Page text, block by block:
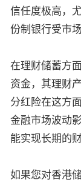
信任度极高，
份制银行受市
在理财储蓄方
资金，其理财
分红险在这方
金融市场波动
能实现长期的
如果您对香港